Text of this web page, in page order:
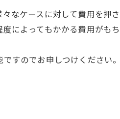
なケースに対して費用を押
によってもかかる費用がも
すのでお申しつけください。